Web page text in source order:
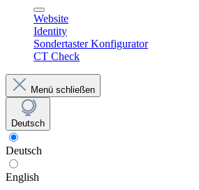
Website
Identity
Sondertaster Konfigurator
CT Check
Menü schließen
Deutsch
Deutsch
English